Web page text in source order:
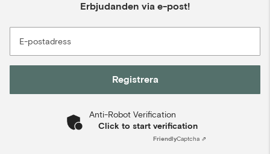
Erbjudanden via e-post!
E-postadress
Registrera
Anti-Robot Verification
Click to start verification
FriendlyCaptcha ⇗